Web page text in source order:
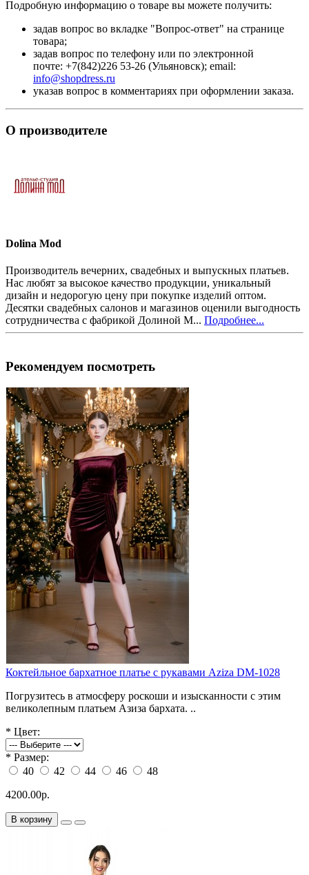
Подробную информацию о товаре вы можете получить:
задав вопрос во вкладке "Вопрос-ответ" на странице
товара;
задав вопрос по телефону или по электронной
почте: +7(842)226 53-26 (Ульяновск); email:
info@shopdress.ru
указав вопрос в комментариях при оформлении заказа.
О производителе
Dolina Mod
Производитель вечерних, свадебных и выпускных платьев.
Нас любят за высокое качество продукции, уникальный
дизайн и недорогую цену при покупке изделий оптом.
Десятки свадебных салонов и магазинов оценили выгодность
сотрудничества с фабрикой Долиной М... Подробнее...
Рекомендуем посмотреть
Коктейльное бархатное платье с рукавами Aziza DM-1028
Погрузитесь в атмосферу роскоши и изысканности с этим
великолепным платьем Азиза бархата. ..
* Цвет:
* Размер:
40
42 44 46
48
4200.00р.
В корзину